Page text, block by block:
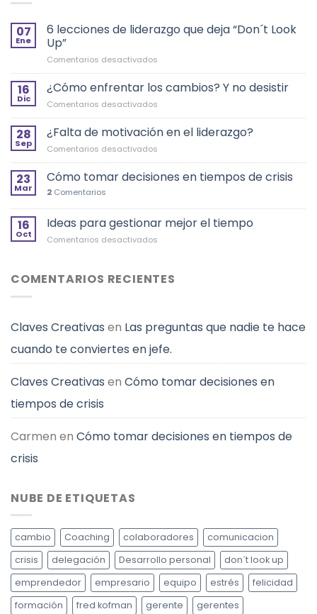
07
Ene
6 lecciones de liderazgo que deja “Don´t Look
Up”
Comentarios desactivados
lecciones
de
deja
Up”
16
Dic
¿Cómo enfrentar los cambios? Y no desistir
Comentarios desactivados
enfrentar
los
no
28
Sep
¿Falta de motivación en el liderazgo?
Comentarios desactivados
de
motivación
liderazgo?
23
Mar
Cómo tomar decisiones en tiempos de crisis
2 Comentarios
16
Oct
Ideas para gestionar mejor el tiempo
Comentarios desactivados
gestionar
COMENTARIOS RECIENTES
Claves Creativas en Las preguntas que nadie te hace
cuando te conviertes en jefe.
Claves Creativas en Cómo tomar decisiones en
tiempos de crisis
Carmen en Cómo tomar decisiones en tiempos de
crisis
NUBE DE ETIQUETAS
cambio Coaching colaboradores
comunicacion
crisis
delegación Desarrollo personal
don´t look up
emprendedor
empresario equipo estrés
felicidad
formación
fred kofman gerente
gerentes